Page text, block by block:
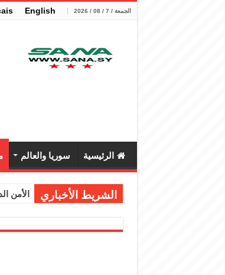
الجمعة / 7 / 08 / 2026 English
الرئيسية سوريا والعالم
الشريط الأخباري الأمن
برنية: